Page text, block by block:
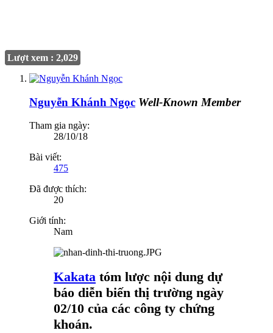
Lượt xem : 2,029
Nguyễn Khánh Ngọc Well-Known Member
Tham gia ngày:
28/10/18
Bài viết:
475
Đã được thích:
20
Giới tính:
Nam
Kakata tóm lược nội dung dự
báo diễn biến thị trường ngày
02/10 của các công ty chứng
khoán.